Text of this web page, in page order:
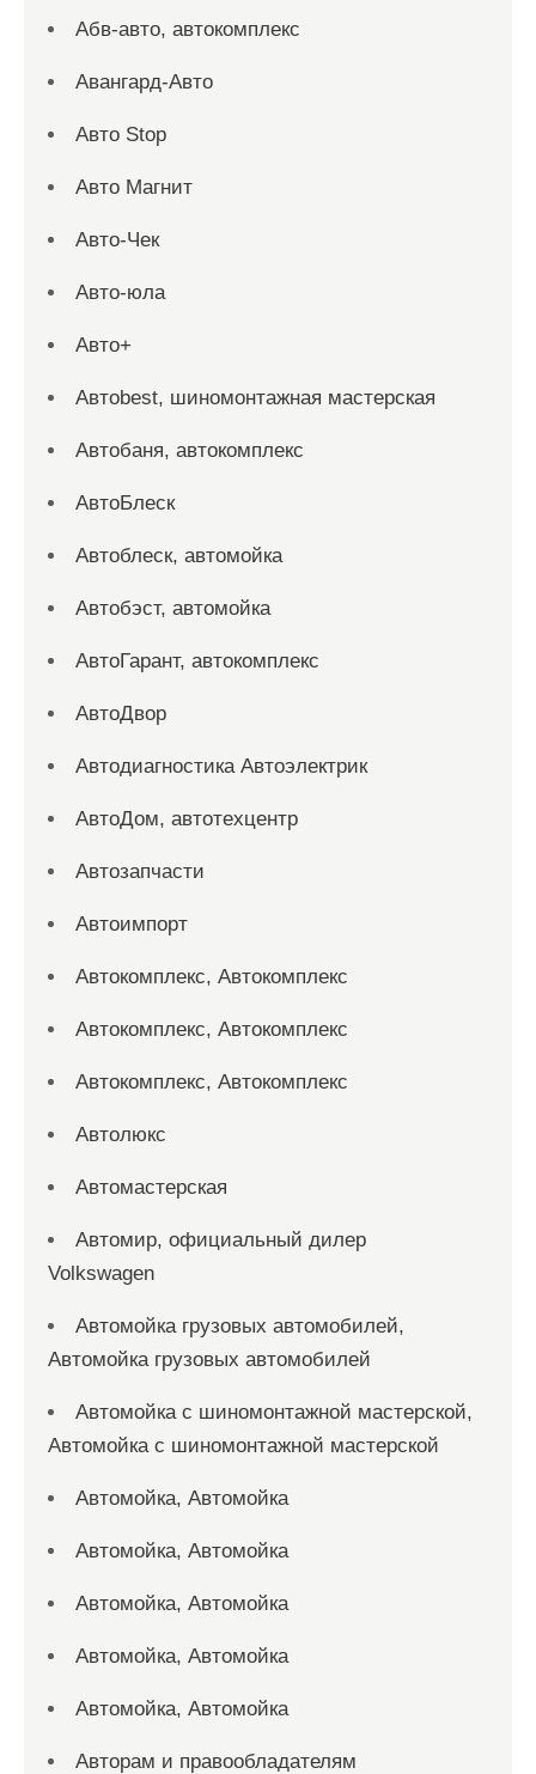
Абв-авто, автокомплекс
Авангард-Авто
Авто Stop
Авто Магнит
Авто-Чек
Авто-юла
Авто+
Автоbest, шиномонтажная мастерская
Автобаня, автокомплекс
АвтоБлеск
Автоблеск, автомойка
Автобэст, автомойка
АвтоГарант, автокомплекс
АвтоДвор
Автодиагностика Автоэлектрик
АвтоДом, автотехцентр
Автозапчасти
Автоимпорт
Автокомплекс, Автокомплекс
Автокомплекс, Автокомплекс
Автокомплекс, Автокомплекс
Автолюкс
Автомастерская
Автомир, официальный дилер
Volkswagen
Автомойка грузовых автомобилей,
Автомойка грузовых автомобилей
Автомойка с шиномонтажной мастерской,
Автомойка с шиномонтажной мастерской
Автомойка, Автомойка
Автомойка, Автомойка
Автомойка, Автомойка
Автомойка, Автомойка
Автомойка, Автомойка
Авторам и правообладателям